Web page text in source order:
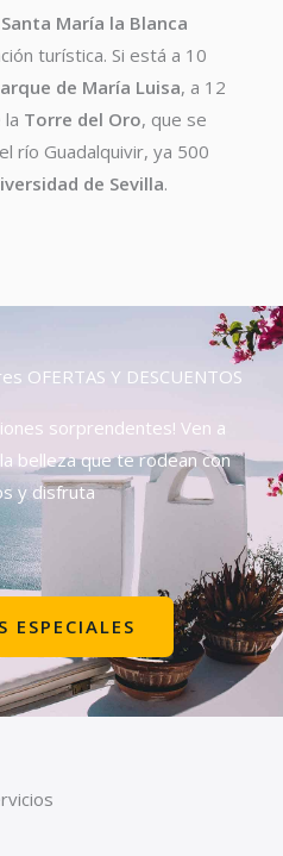
María la Blanca
turística. Si está a 10
de María Luisa, a 12
Torre del Oro, que se
río Guadalquivir, ya 500
de Sevilla.
OFERTAS Y DESCUENTOS
sorprendentes! Ven a
belleza que te rodean con
y disfruta
ESPECIALES